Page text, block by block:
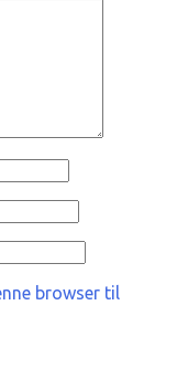
browser til